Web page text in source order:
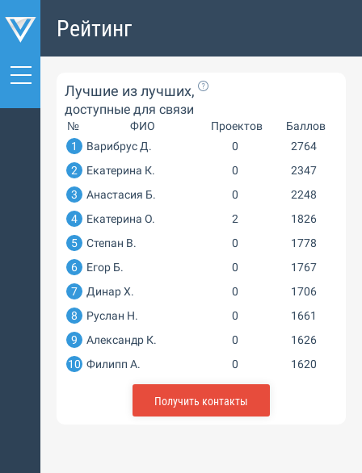
Рейтинг
Лучшие из лучших,
доступные для связи
№ ФИО Проектов
Баллов
1
Варибрус Д. 0
2764
2
Екатерина К. 0
2347
3
Анастасия Б. 0
2248
4
Екатерина О. 2
1826
5
Степан В. 0
1778
6
Егор Б. 0
1767
7
Динар Х. 0
1706
8
Руслан Н. 0
1661
9
Александр К. 0
1626
10 Филипп А. 0 1620
Получить контакты